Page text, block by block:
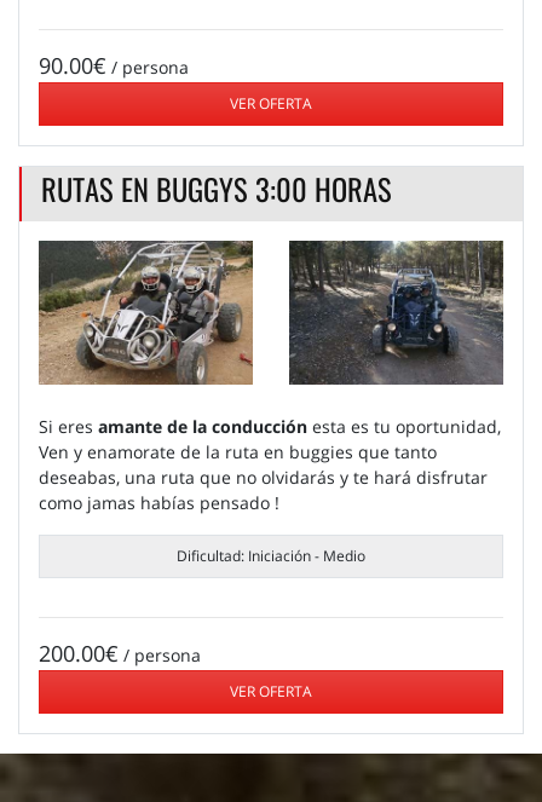
90.00€ / persona
VER OFERTA
RUTAS EN BUGGYS 3:00 HORAS
Si eres amante de la conducción esta es tu oportunidad,
Ven y enamorate de la ruta en buggies que tanto
deseabas, una ruta que no olvidarás y te hará disfrutar
como jamas habías pensado !
Dificultad: Iniciación - Medio
200.00€ / persona
VER OFERTA